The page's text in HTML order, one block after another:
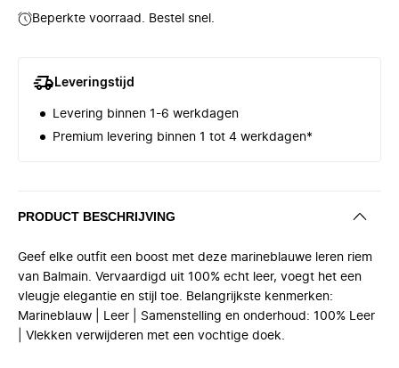
Beperkte voorraad. Bestel snel.
Leveringstijd
Levering binnen 1-6 werkdagen
Premium levering binnen 1 tot 4 werkdagen*
PRODUCT BESCHRIJVING
Geef elke outfit een boost met deze marineblauwe leren riem
van Balmain. Vervaardigd uit 100% echt leer, voegt het een
vleugje elegantie en stijl toe. Belangrijkste kenmerken:
Marineblauw | Leer | Samenstelling en onderhoud: 100% Leer
| Vlekken verwijderen met een vochtige doek.